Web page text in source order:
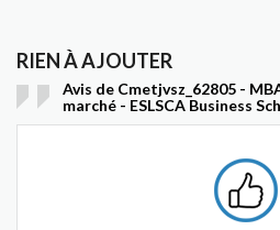
RIEN À AJOUTER
Avis de Cmetjvsz_62805 -
marché - ESLSCA Business